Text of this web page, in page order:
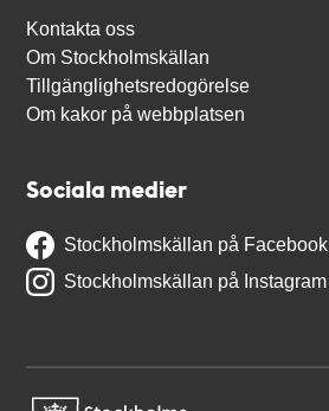
Kontakta oss
Om Stockholmskällan
Tillgänglighetsredogörelse
Om kakor på webbplatsen
Sociala medier
Stockholmskällan på Facebook
Stockholmskällan på Instagram